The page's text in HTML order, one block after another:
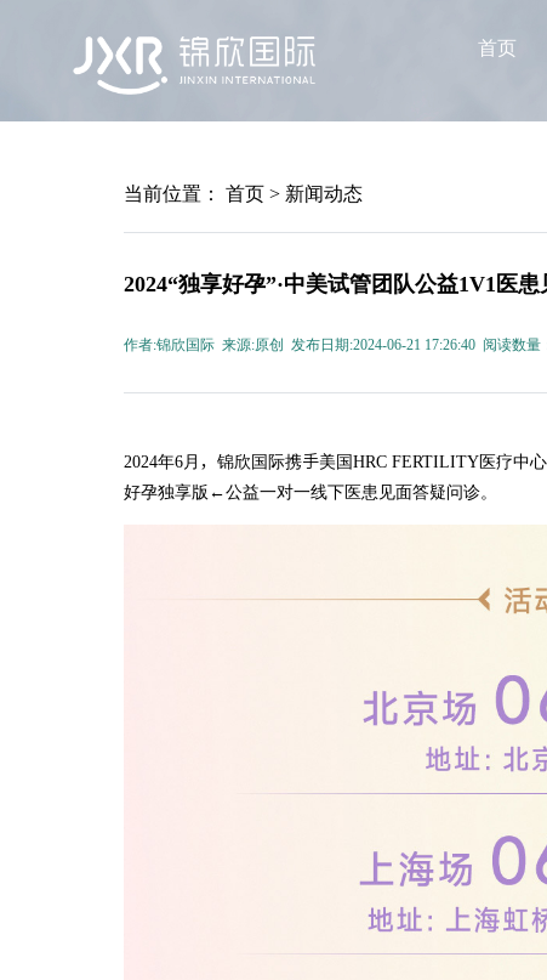
首页
当前位置： 首页 > 新闻动态
2024“独享好孕”·中美试管团队公益1V1医
作者:锦欣国际 来源:原创 发布日期:2024-06-21 17:26:40 阅读数量
2024年6月，锦欣国际携手美国HRC FERTILITY医疗中
好孕独享版←公益一对一线下医患见面答疑问诊。